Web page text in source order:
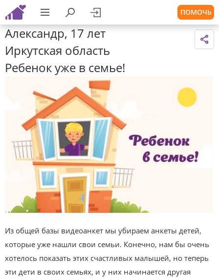
ПОМОЧЬ
Александр, 17 лет
Иркутская область
Ребенок уже в семье!
Из общей базы видеоанкет мы убираем анкеты детей,
которые уже нашли свои семьи. Конечно, нам бы очень
хотелось показать этих счастливых малышей, но теперь
эти дети в своих семьях, и у них начинается другая